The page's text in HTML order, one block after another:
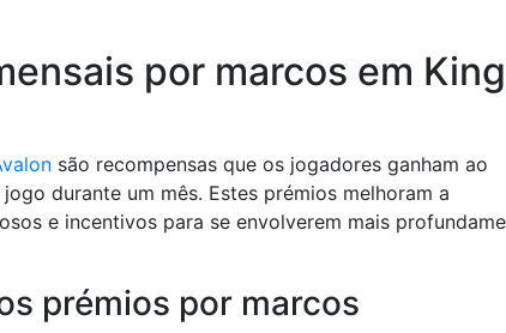
por marcos em King
são recompensas que os jogadores ganham ao
durante um mês. Estes prémios melhoram a
e incentivos para se envolverem mais
prémios por marcos